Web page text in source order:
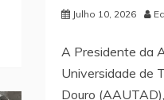
Julho 10, 2026
A Presidente da
Universidade de
Douro